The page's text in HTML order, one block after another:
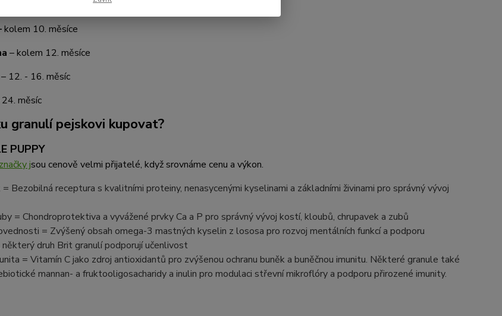
štěňátko stane dospělým? Každé plemeno to má jinak.
kolem 10. měsíce
– kolem 12. měsíce
– 12. - 16. měsíc
24. měsíc
granulí pejskovi kupovat?
PUPPY
jsou cenově velmi přijatelé, když srovnáme cenu a výkon.
Bezobilná receptura s kvalitními proteiny, nenasycenými kyselinami a základními živinami pro správný vývoj
= Chondroprotektiva a vyvážené prvky Ca a P pro správný vývoj kostí, kloubů, chrupavek a zubů
= Zvýšený obsah omega-3 mastných kyselin z lososa pro rozvoj mentálních funkcí a podporu
druh Brit granulí podporují učenlivost
= Vitamín C jako zdroj antioxidantů pro zvýšenou ochranu buněk a buněčnou imunitu. Některé granule také
mannan- a fruktooligosacharidy a inulin pro modulaci střevní mikroflóry a podporu přirozené imunity.